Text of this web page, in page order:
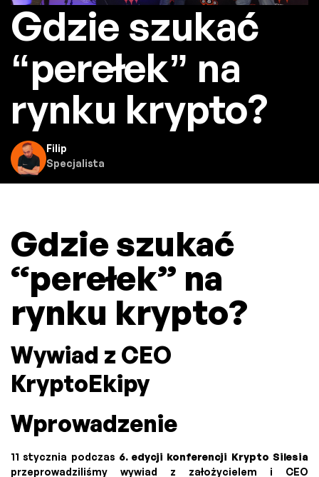
Gdzie szukać
“perełek” na
rynku krypto?
Filip
Specjalista
Gdzie szukać
“perełek” na
rynku krypto?
Wywiad z CEO
KryptoEkipy
Wprowadzenie
11 stycznia podczas 6. edycji konferencji Krypto Silesia
przeprowadziliśmy wywiad z założycielem i CEO